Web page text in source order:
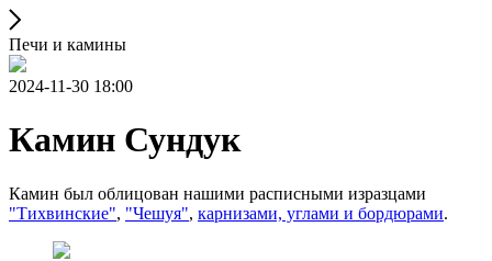
Печи и камины
2024-11-30 18:00
Камин Сундук
Камин был облицован нашими расписными изразцами
"Тихвинские", "Чешуя", карнизами, углами и бордюрами.